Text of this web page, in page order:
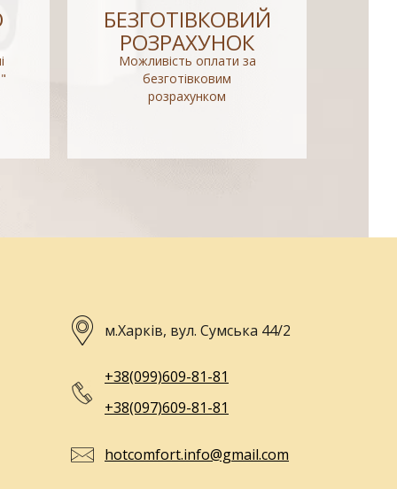
БЕЗГОТІВКОВИЙ
РОЗРАХУНОК
Можливість оплати за
безготівковим
розрахунком
м.Харків, вул. Сумська 44/2
+38(099)609-81-81
+38(097)609-81-81
hotcomfort.info@gmail.com